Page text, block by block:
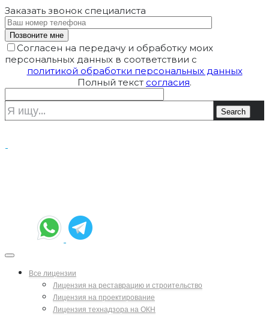
Заказать звонок специалиста
Согласен на передачу и обработку моих
персональных данных в соответствии с
политикой обработки персональных данных
Полный текст согласия.
Все лицензии
Лицензия на реставрацию и строительство
Лицензия на проектирование
Лицензия технадзора на ОКН